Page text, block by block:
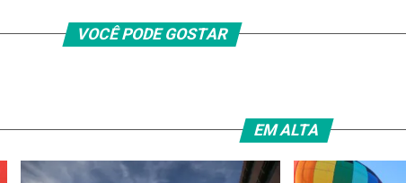
VOCÊ PODE GOSTAR
EM ALTA